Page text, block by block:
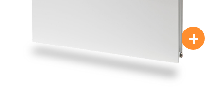
+